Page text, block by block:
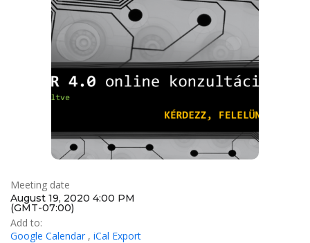
Meeting date
August 19, 2020 4:00 PM
(GMT-07:00)
Add to:
Google Calendar , iCal Export